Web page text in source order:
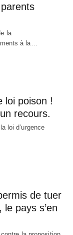
la
à la…
loi poison !
recours.
loi d’urgence
de tuer
pays s’en